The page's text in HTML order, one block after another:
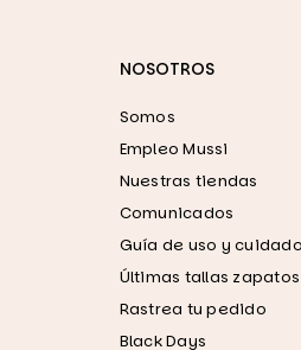
NOSOTROS
Somos
Empleo Mussi
Nuestras tiendas
Comunicados
Guía de uso y
Últimas tallas zapatos
Rastrea tu pedido
Black Days